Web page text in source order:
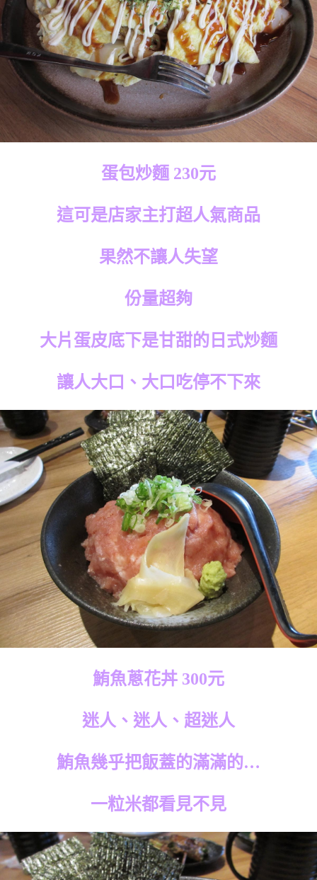
蛋包炒麵 230元
這可是店家主打超人氣商品
果然不讓人失望
份量超夠
大片蛋皮底下是甘甜的日式炒麵
讓人大口、大口吃停不下來
鮪魚蔥花丼 300元
迷人、迷人、超迷人
鮪魚幾乎把飯蓋的滿滿的…
一粒米都看見不見